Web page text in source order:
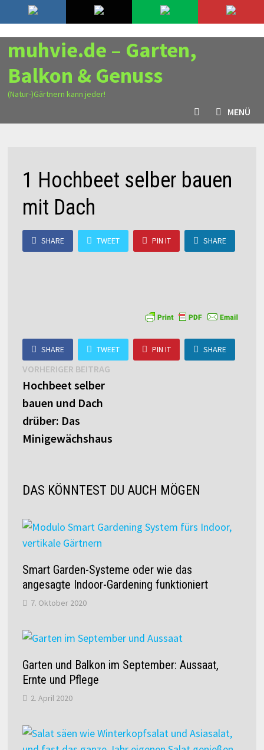
Zurück
zum
Inhalt
6. August 2026
muhvie.de – Garten,
Balkon & Genuss
(Natur-)Gärtnern kann jeder!
MENÜ
1 Hochbeet selber bauen
mit Dach
SHARE TWEET PIN IT SHARE
SHARE TWEET PIN IT SHARE
Beitragsnavigation
VORHERIGER BEITRAGVorheriger
Hochbeet selber
bauen und Dach
drüber: Das
Minigewächshaus
DAS KÖNNTEST DU AUCH MÖGEN
Smart Garden-Systeme oder wie das
angesagte Indoor-Gardening funktioniert
7. Oktober 2020
Garten und Balkon im September: Aussaat,
Ernte und Pflege
2. April 2020